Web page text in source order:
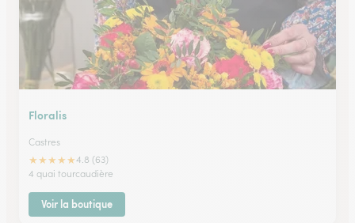
Floralis
Castres
★★★★★4.8 (63)
4 quai tourcaudière
Voir la boutique